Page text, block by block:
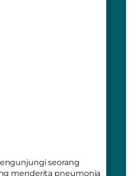
seorang
menderita pneumonia